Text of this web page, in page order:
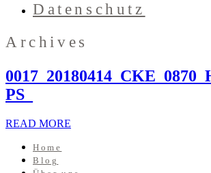
Datenschutz
Archives
PS_
READ MORE
Home
Blog